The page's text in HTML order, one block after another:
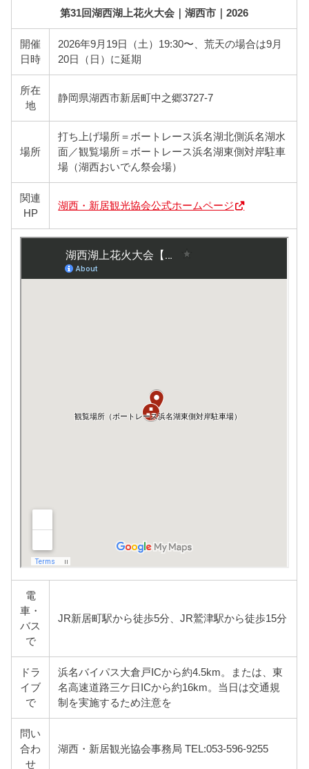
第31回湖西湖上花火大会｜湖西市｜2026
開催
日時
2026年9月19日（土）19:30〜、荒天の場合は9月
20日（日）に延期
所在
地
静岡県湖西市新居町中之郷3727-7
場所
打ち上げ場所＝ボートレース浜名湖北側浜名湖水
面／観覧場所＝ボートレース浜名湖東側対岸駐車
場（湖西おいでん祭会場）
関連
HP
湖西・新居観光協会公式ホームページ
電
車・
バス
で
JR新居町駅から徒歩5分、JR鷲津駅から徒歩15分
ドラ
イブ
で
浜名バイパス大倉戸ICから約4.5km。または、東
名高速道路三ケ日ICから約16km。当日は交通規
制を実施するため注意を
問い
合わ
せ
湖西・新居観光協会事務局 TEL:053-596-9255